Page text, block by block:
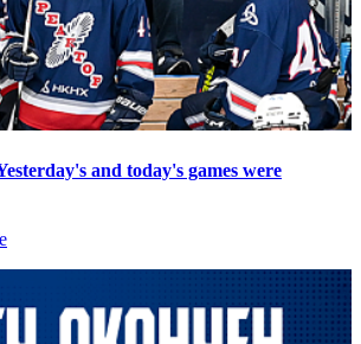
and today's games were